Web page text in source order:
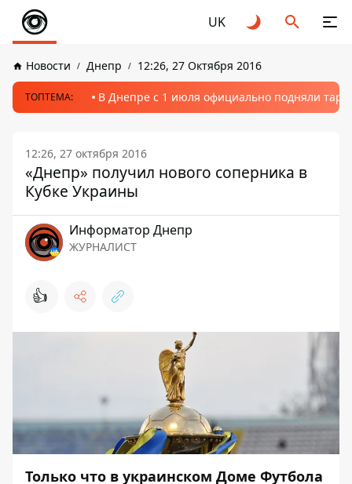
UK
Новости Днепр 12:26, 27 Октября 2016
ТОПТЕМА: В Днепре с 1 июля официально подняли
12:26, 27 октября 2016
«Днепр» получил нового соперника в
Кубке Украины
Информатор Днепр
ЖУРНАЛИСТ
👍
Только что в украинском Доме Футбола